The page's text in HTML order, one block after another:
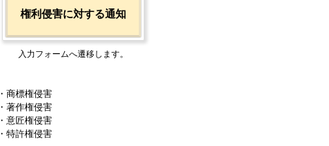
権利侵害に対する通知
入力フォームへ遷移します。
・商標権侵害
・著作権侵害
・意匠権侵害
・特許権侵害